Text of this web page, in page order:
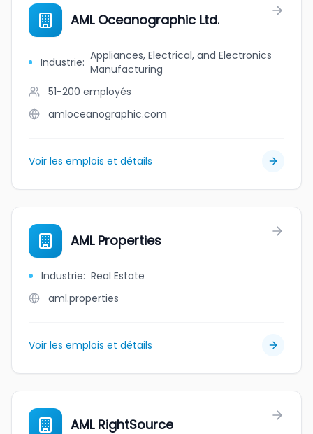
AML Oceanographic Ltd.
Industrie: Appliances, Electrical, and Electronics
Manufacturing
51-200 employés
amloceanographic.com
Voir les emplois et détails
AML Properties
Industrie: Real Estate
aml.properties
Voir les emplois et détails
AML RightSource